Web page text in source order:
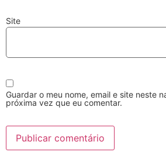
Site
Guardar o meu nome, email e site neste
próxima vez que eu comentar.
Discos e Pastilhas
Lavagem Manual